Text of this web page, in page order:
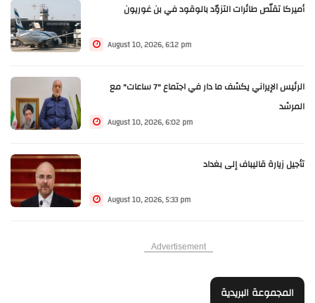
أميركا تقلّص طائرات التزوّد بالوقود في بن غوريون
August 10, 2026, 6:12 pm
الرئيس الإيراني يكشف ما دار في اجتماع "7 ساعات" مع
المرشد
August 10, 2026, 6:02 pm
تأجيل زيارة قاليباف إلى بغداد
August 10, 2026, 5:33 pm
Advertisement
المجموعة البريدية